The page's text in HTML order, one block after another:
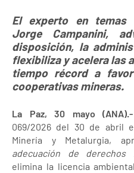
El experto en temas
Jorge Campanini,
disposición, la
flexibiliza y acelera las
tiempo récord a
cooperativas mineras.
La Paz, 30 mayo (ANA).-
069/2026 del 30 de abril
Minería y Metalurgia,
adecuación de derechos
elimina la licencia